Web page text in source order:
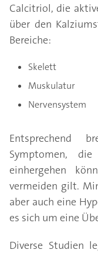
Calcitriol, die
über den
Bereiche:
Skelett
Muskulatur
Nervensystem
Entsprechend
Symptomen,
einhergehen
vermeiden gilt.
aber auch eine
es sich um eine
Diverse Studien